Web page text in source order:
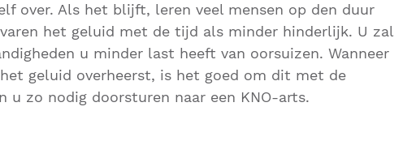
over. Als het blijft, leren veel mensen op den duur
het geluid met de tijd als minder hinderlijk. U zal
u minder last heeft van oorsuizen. Wanneer
geluid overheerst, is het goed om dit met de
u zo nodig doorsturen naar een KNO-arts.